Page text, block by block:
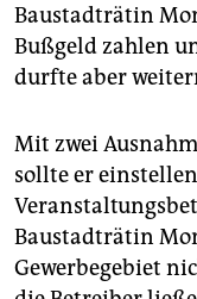
Baustadträtin
Bußgeld zahlen
durfte aber
Mit zwei
sollte er
Baustadträtin
Gewerbegebiet